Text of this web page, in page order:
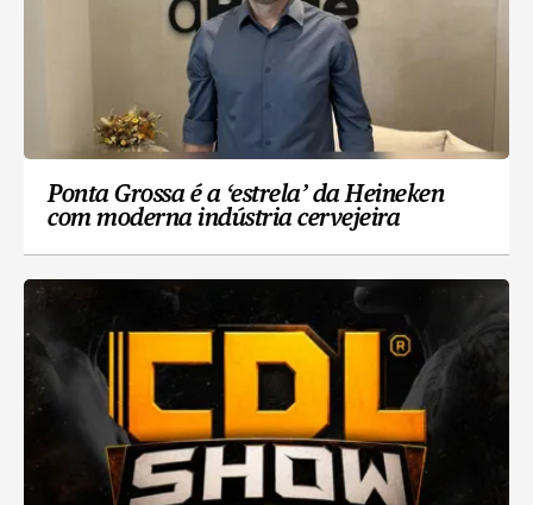
Ponta Grossa é a ‘estrela’ da Heineken
com moderna indústria cervejeira